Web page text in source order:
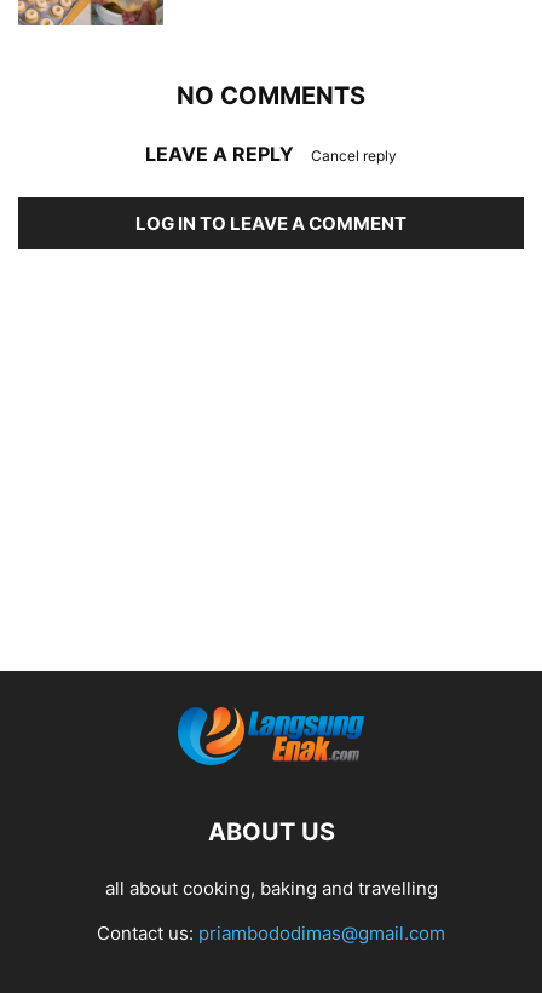
NO COMMENTS
LEAVE A REPLY Cancel reply
LOG IN TO LEAVE A COMMENT
ABOUT US
all about cooking, baking and travelling
Contact us: priambododimas@gmail.com